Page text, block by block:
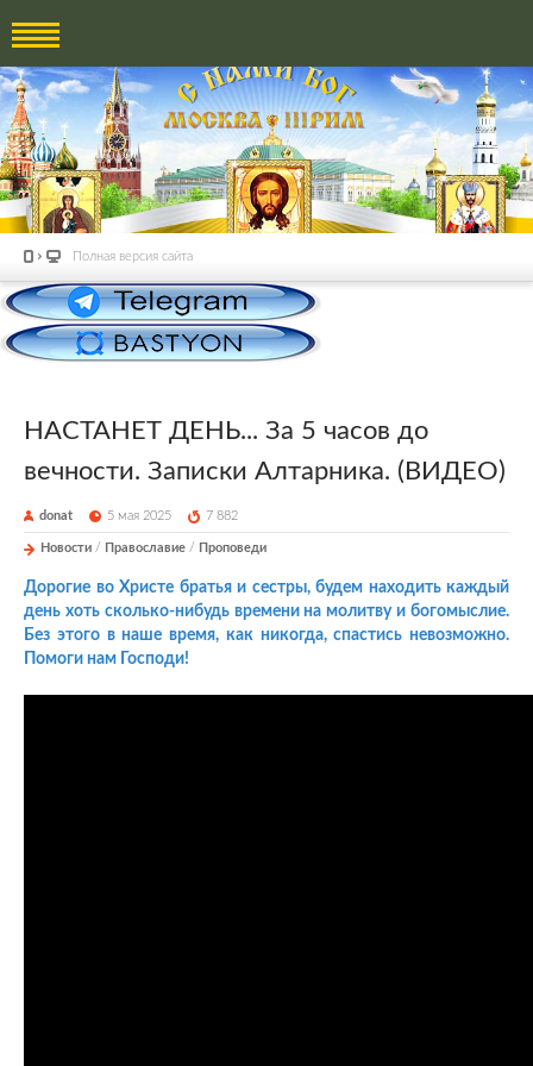
Полная версия сайта
НАСТАНЕТ ДЕНЬ... За 5 часов до
вечности. Записки Алтарника. (ВИДЕО)
donat 5 мая 2025 7 882
Новости / Православие / Проповеди
Дорогие во Христе братья и сестры, будем находить каждый
день хоть сколько-нибудь времени на молитву и богомыслие.
Без этого в наше время, как никогда, спастись невозможно.
Помоги нам Господи!